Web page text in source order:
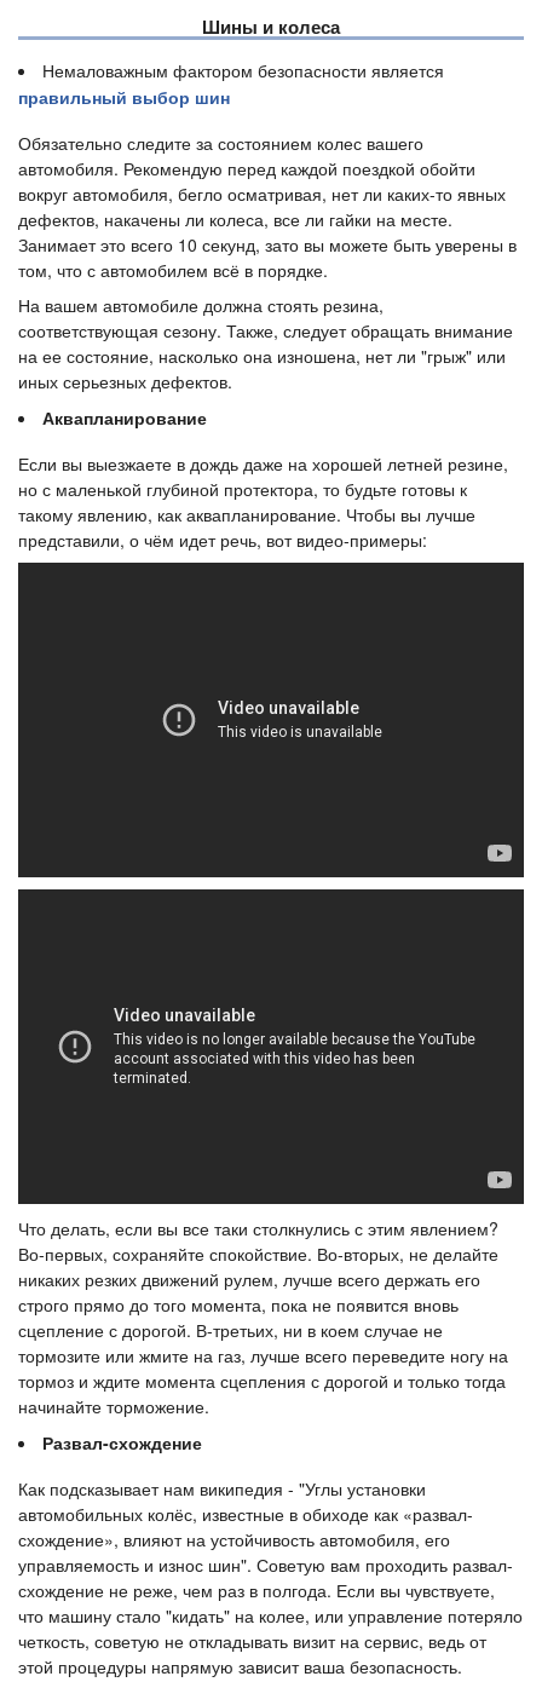
Шины и колеса
Немаловажным фактором безопасности является
правильный выбор шин
Обязательно следите за состоянием колес вашего
автомобиля. Рекомендую перед каждой поездкой обойти
вокруг автомобиля, бегло осматривая, нет ли каких-то явных
дефектов, накачены ли колеса, все ли гайки на месте.
Занимает это всего 10 секунд, зато вы можете быть уверены в
том, что с автомобилем всё в порядке.
На вашем автомобиле должна стоять резина,
соответствующая сезону. Также, следует обращать внимание
на ее состояние, насколько она изношена, нет ли "грыж" или
иных серьезных дефектов.
Аквапланирование
Если вы выезжаете в дождь даже на хорошей летней резине,
но с маленькой глубиной протектора, то будьте готовы к
такому явлению, как аквапланирование. Чтобы вы лучше
представили, о чём идет речь, вот видео-примеры:
Что делать, если вы все таки столкнулись с этим явлением?
Во-первых, сохраняйте спокойствие. Во-вторых, не делайте
никаких резких движений рулем, лучше всего держать его
строго прямо до того момента, пока не появится вновь
сцепление с дорогой. В-третьих, ни в коем случае не
тормозите или жмите на газ, лучше всего переведите ногу на
тормоз и ждите момента сцепления с дорогой и только тогда
начинайте торможение.
Развал-схождение
Как подсказывает нам википедия - "Углы установки
автомобильных колёс, известные в обиходе как «развал-
схождение», влияют на устойчивость автомобиля, его
управляемость и износ шин". Советую вам проходить развал-
схождение не реже, чем раз в полгода. Если вы чувствуете,
что машину стало "кидать" на колее, или управление потеряло
четкость, советую не откладывать визит на сервис, ведь от
этой процедуры напрямую зависит ваша безопасность.